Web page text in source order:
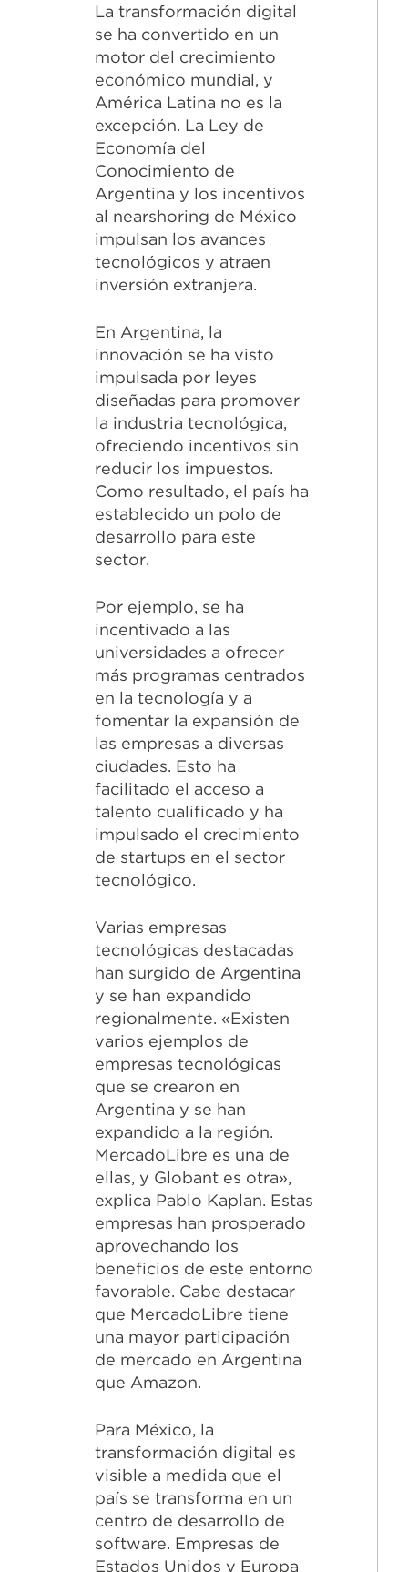
La transformación digital
se ha convertido en un
motor del crecimiento
económico mundial, y
América Latina no es la
excepción. La Ley de
Economía del
Conocimiento de
Argentina y los incentivos
al nearshoring de México
impulsan los avances
tecnológicos y atraen
inversión extranjera.
En Argentina, la
innovación se ha visto
impulsada por leyes
diseñadas para promover
la industria tecnológica,
ofreciendo incentivos sin
reducir los impuestos.
Como resultado, el país ha
establecido un polo de
desarrollo para este
sector.
Por ejemplo, se ha
incentivado a las
universidades a ofrecer
más programas centrados
en la tecnología y a
fomentar la expansión de
las empresas a diversas
ciudades. Esto ha
facilitado el acceso a
talento cualificado y ha
impulsado el crecimiento
de startups en el sector
tecnológico.
Varias empresas
tecnológicas destacadas
han surgido de Argentina
y se han expandido
regionalmente. «Existen
varios ejemplos de
empresas tecnológicas
que se crearon en
Argentina y se han
expandido a la región.
MercadoLibre es una de
ellas, y Globant es otra»,
explica Pablo Kaplan. Estas
empresas han prosperado
aprovechando los
beneficios de este entorno
favorable. Cabe destacar
que MercadoLibre tiene
una mayor participación
de mercado en Argentina
que Amazon.
Para México, la
transformación digital es
visible a medida que el
país se transforma en un
centro de desarrollo de
software. Empresas de
Estados Unidos y Europa